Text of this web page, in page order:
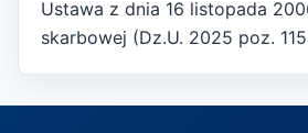
Ustawa z dnia 16 listopada
skarbowej (Dz.U. 2025 poz.